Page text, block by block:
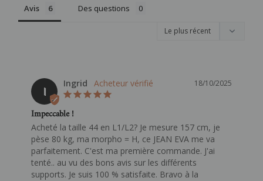
Avis Des questions
I
18/10/2025
Ingrid
Impeccable !
Acheté la taille 44 en L1/L2? Je mesure 157 cm, je
pèse 80 kg, ma morpho = H, ce JEAN EVA me va
parfaitement. C'est ma première commande. J'ai
tenté.. au vu des bons avis sur les différents
supports. Je suis 100 % satisfaite. Bravo à la